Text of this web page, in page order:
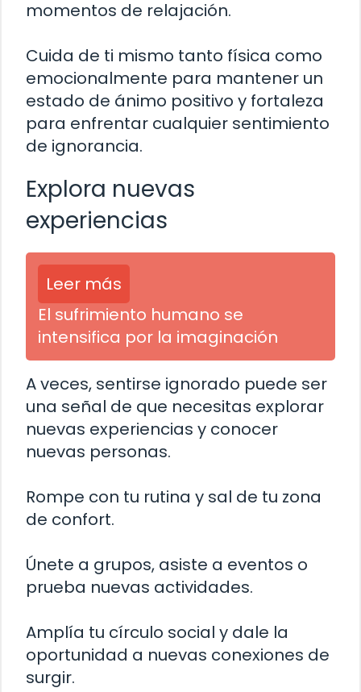
momentos de relajación.
Cuida de ti mismo tanto física como
emocionalmente para mantener un
estado de ánimo positivo y fortaleza
para enfrentar cualquier sentimiento
de ignorancia.
Explora nuevas
experiencias
Leer más
El sufrimiento humano se
intensifica por la imaginación
A veces, sentirse ignorado puede ser
una señal de que necesitas explorar
nuevas experiencias y conocer
nuevas personas.
Rompe con tu rutina y sal de tu zona
de confort.
Únete a grupos, asiste a eventos o
prueba nuevas actividades.
Amplía tu círculo social y dale la
oportunidad a nuevas conexiones de
surgir.